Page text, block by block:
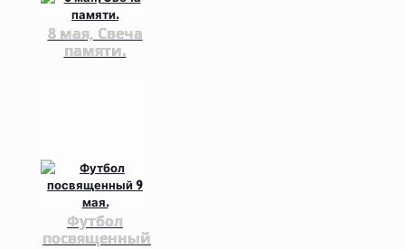
8 мая, Свеча
памяти.
Футбол
посвященный